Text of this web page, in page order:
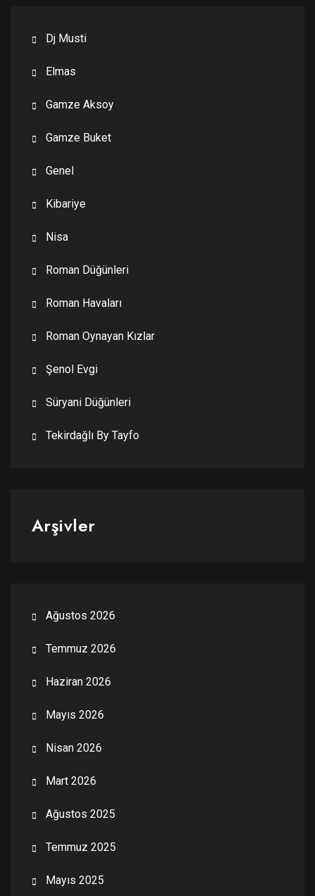
Dj Musti
Elmas
Gamze Aksoy
Gamze Buket
Genel
Kibariye
Nisa
Roman Düğünleri
Roman Havaları
Roman Oynayan Kızlar
Şenol Evgi
Süryani Düğünleri
Tekirdağlı By Tayfo
Arşivler
Ağustos 2026
Temmuz 2026
Haziran 2026
Mayıs 2026
Nisan 2026
Mart 2026
Ağustos 2025
Temmuz 2025
Mayıs 2025